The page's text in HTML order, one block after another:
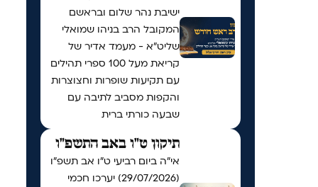
ישיבת נהר שלום ובראשם
המקובל הרב בניהו שמואלי
שליט״א - מעמד אדיר של
קריאת מעל 100 ספרי תהילים
עם תקיעות שופרות וחצוצרות
והקפות מסביב לתיבה עם
שבעה כורתי ברית
תיקון ט"ו באב התשפ"ו
אי"ה ביום רביעי ט״ו אב תשפ״ו
(29/07/2026) יערכו חכמי